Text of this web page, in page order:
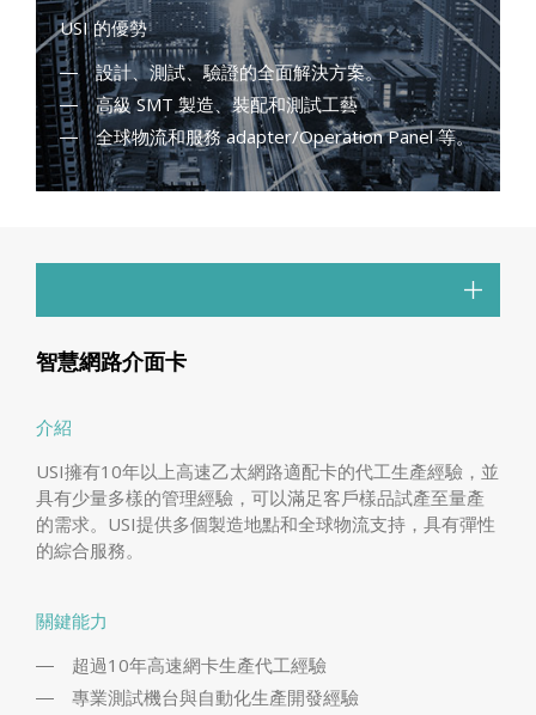
USI 的優勢
設計、測試、驗證的全面解決方案。
高級 SMT 製造、裝配和測試工藝
全球物流和服務 adapter/Operation Panel 等。
智慧網路介面卡
介紹
USI擁有10年以上高速乙太網路適配卡的代工生產經驗，並
具有少量多樣的管理經驗，可以滿足客戶樣品試產至量產
的需求。USI提供多個製造地點和全球物流支持，具有彈性
的綜合服務。
關鍵能力
超過10年高速網卡生產代工經驗
專業測試機台與自動化生產開發經驗